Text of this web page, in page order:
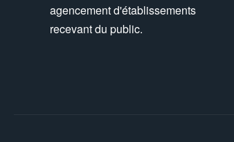
agencement d'établissements
recevant du public.